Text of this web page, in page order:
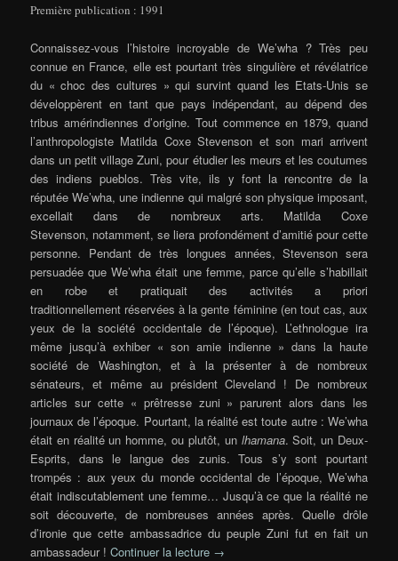
Première publication : 1991
Connaissez-vous l’histoire incroyable de We’wha ? Très peu
connue en France, elle est pourtant très singulière et révélatrice
du « choc des cultures » qui survint quand les Etats-Unis se
développèrent en tant que pays indépendant, au dépend des
tribus amérindiennes d’origine. Tout commence en 1879, quand
l’anthropologiste Matilda Coxe Stevenson et son mari arrivent
dans un petit village Zuni, pour étudier les meurs et les coutumes
des indiens pueblos. Très vite, ils y font la rencontre de la
réputée We’wha, une indienne qui malgré son physique imposant,
excellait dans de nombreux arts. Matilda Coxe
Stevenson, notamment, se liera profondément d’amitié pour cette
personne. Pendant de très longues années, Stevenson sera
persuadée que We’wha était une femme, parce qu’elle s’habillait
en robe et pratiquait des activités a priori
traditionnellement réservées à la gente féminine (en tout cas, aux
yeux de la société occidentale de l’époque). L’ethnologue ira
même jusqu’à exhiber « son amie indienne » dans la haute
société de Washington, et à la présenter à de nombreux
sénateurs, et même au président Cleveland ! De nombreux
articles sur cette « prêtresse zuni » parurent alors dans les
journaux de l’époque. Pourtant, la réalité est toute autre : We’wha
était en réalité un homme, ou plutôt, un lhamana. Soit, un Deux-
Esprits, dans le langue des zunis. Tous s’y sont pourtant
trompés : aux yeux du monde occidental de l’époque, We’wha
était indiscutablement une femme… Jusqu’à ce que la réalité ne
soit découverte, de nombreuses années après. Quelle drôle
d’ironie que cette ambassadrice du peuple Zuni fut en fait un
ambassadeur !Continuer la lecture →